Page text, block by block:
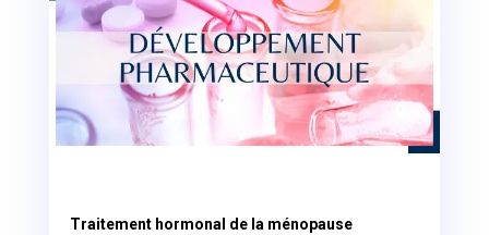
Traitement hormonal de la ménopause